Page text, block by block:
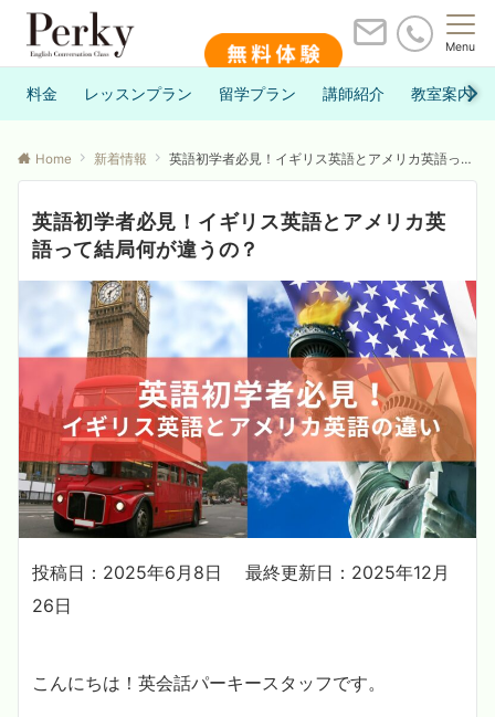
Menu
料金 レッスンプラン 留学プラン 講師紹介 教室案内
Home 新着情報 英語初学者必見！イギリス英語とアメリカ英語って結局何が違うの？
英語初学者必見！イギリス英語とアメリカ英
語って結局何が違うの？
投稿日：2025年6月8日
最終更新日：2025年12月
26日
こんにちは！英会話パーキースタッフです。